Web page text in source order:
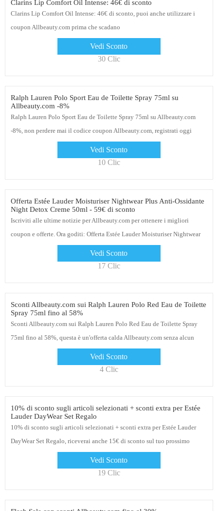
Clarins Lip Comfort Oil Intense: 46€ di sconto
Clarins Lip Comfort Oil Intense: 46€ di sconto, puoi anche utilizzare i
coupon Allbeauty.com prima che scadano
Vedi Sconto
30 Clic
Ralph Lauren Polo Sport Eau de Toilette Spray 75ml su
Allbeauty.com -8%
Ralph Lauren Polo Sport Eau de Toilette Spray 75ml su Allbeauty.com
-8%, non perdere mai il codice coupon Allbeauty.com, registrati oggi
Vedi Sconto
10 Clic
Offerta Estée Lauder Moisturiser Nightwear Plus Anti-Ossidante
Night Detox Creme 50ml - 59€ di sconto
Iscriviti alle ultime notizie per Allbeauty.com per ottenere i migliori
coupon e offerte. Ora goditi: Offerta Estée Lauder Moisturiser Nightwear
Vedi Sconto
17 Clic
Sconti Allbeauty.com sui Ralph Lauren Polo Red Eau de Toilette
Spray 75ml fino al 58%
Sconti Allbeauty.com sui Ralph Lauren Polo Red Eau de Toilette Spray
75ml fino al 58%, questa è un'offerta calda Allbeauty.com senza alcun
Vedi Sconto
4 Clic
10% di sconto sugli articoli selezionati + sconti extra per Estée
Lauder DayWear Set Regalo
10% di sconto sugli articoli selezionati + sconti extra per Estée Lauder
DayWear Set Regalo, riceverai anche 15€ di sconto sul tuo prossimo
Vedi Sconto
19 Clic